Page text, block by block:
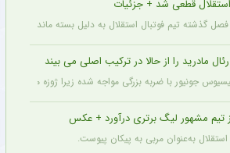
قطعی شد + جزئیات
گذشته تیم فوتبال استقلال به دلیل بسته ماندن پنجره
مادرید را از حالا در ترکیب اصلی می بیند
با ضربه بزرگی مواجه شده زیرا ژوزه مورینیو او را یک
تیم مشهور لیگ برتری درآورد + عکس
به‌عنوان مربی به پیکان پیوست.